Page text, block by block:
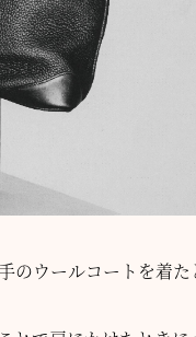
ウールコートを着